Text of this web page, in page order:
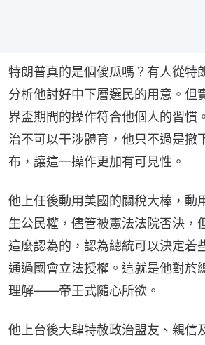
特朗普真的是個傻瓜嗎？有人從特
分析他討好中下層選民的用意。但
界盃期間的操作符合他個人的習慣
治不可以干涉體育，他只不過是撤
布，讓這一操作更加有可見性。
他上任後動用美國的關稅大棒，動
生公民權，儘管被憲法法院否決，
這麼認為的，認為總統可以決定着
通過國會立法授權。這就是他對於
理解——帝王式隨心所欲。
他上台後大肆特赦政治盟友、親信